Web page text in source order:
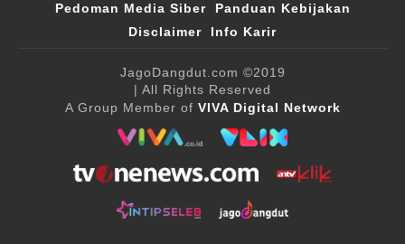
Pedoman Media Siber
Panduan Kebijakan
Disclaimer
Info Karir
JagoDangdut.com ©2019
| All Rights Reserved
A Group Member of VIVA Digital Network